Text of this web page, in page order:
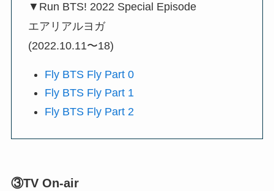
▼Run BTS! 2022 Special Episode
エアリアルヨガ
(2022.10.11〜18)
Fly BTS Fly Part 0
Fly BTS Fly Part 1
Fly BTS Fly Part 2
③TV On-air